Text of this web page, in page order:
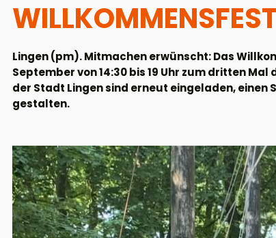
Lingen (pm). Mitmachen erwünscht: Das
September von 14:30 bis 19 Uhr zum dritten
der Stadt Lingen sind erneut eingeladen,
gestalten.